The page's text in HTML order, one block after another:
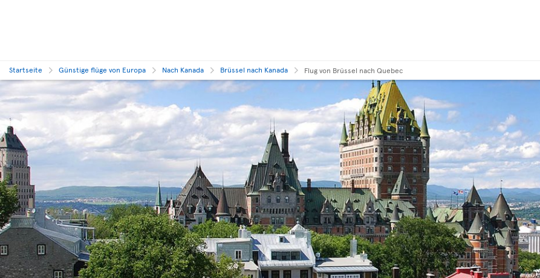
Startseite Günstige flüge von Europa Nach Kanada Brüssel nach Kanada Flug von Brüssel nach Quebec